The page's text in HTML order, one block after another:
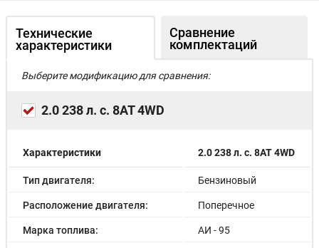
Технические
характеристики
Сравнение
комплектаций
Выберите модификацию для сравнения:
2.0 238 л. с. 8AT 4WD
Характеристики 2.0 238 л. с. 8AT 4WD
Тип двигателя: Бензиновый
Расположение двигателя: Поперечное
Марка топлива: АИ - 95